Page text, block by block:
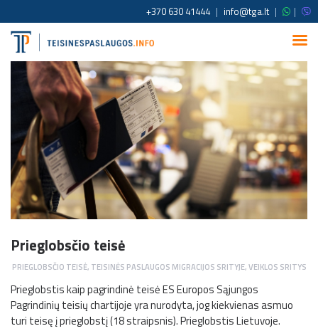
+370 630 41444 | info@tga.lt | |
Prieglobsčio teisė
PRIEGLOBSČIO TEISĖ, TEISINĖS PASLAUGOS MIGRACIJOS SRITYJE,VEIKLOS SRITYS
Prieglobstis kaip pagrindinė teisė ES Europos Sąjungos
Pagrindinių teisių chartijoje yra nurodyta, jog kiekvienas asmuo
turi teisę į prieglobstį (18 straipsnis). Prieglobstis Lietuvoje.